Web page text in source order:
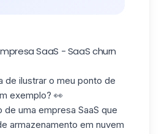
SaaS - SaaS churn
de ilustrar o meu ponto de
exemplo? 👀
uma empresa SaaS que
armazenamento em nuvem